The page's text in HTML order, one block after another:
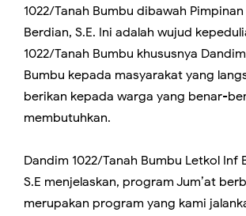
1022/Tanah Bumbu dibawah
Berdian, S.E. Ini adalah wujud
1022/Tanah Bumbu khususnya
Bumbu kepada masyarakat yang
berikan kepada warga yang benar-
membutuhkan.
Dandim 1022/Tanah Bumbu Letkol Inf
S.E menjelaskan, program Jum’at
merupakan program yang kami